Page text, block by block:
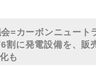
=カーボンニュート
割に発電設備を、販
も